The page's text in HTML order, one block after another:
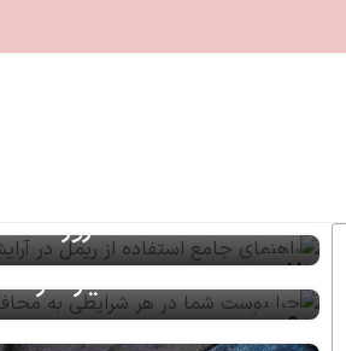
02
مرداد
روزانه
09
چرا پوست شما در هر
نیاز دارد؟